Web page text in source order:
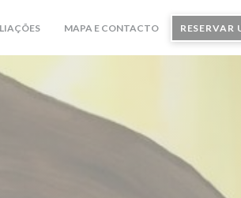
((ABRE NUMA NOVA JANELA))
MAPA E CONTACTO RESERVAR